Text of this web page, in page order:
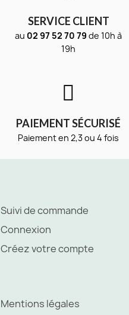
SERVICE CLIENT
au 02 97 52 70 79 de 10h à
19h
PAIEMENT SÉCURISÉ
Paiement en 2,3 ou 4 fois
Suivi de commande
Connexion
Créez votre compte
Mentions légales